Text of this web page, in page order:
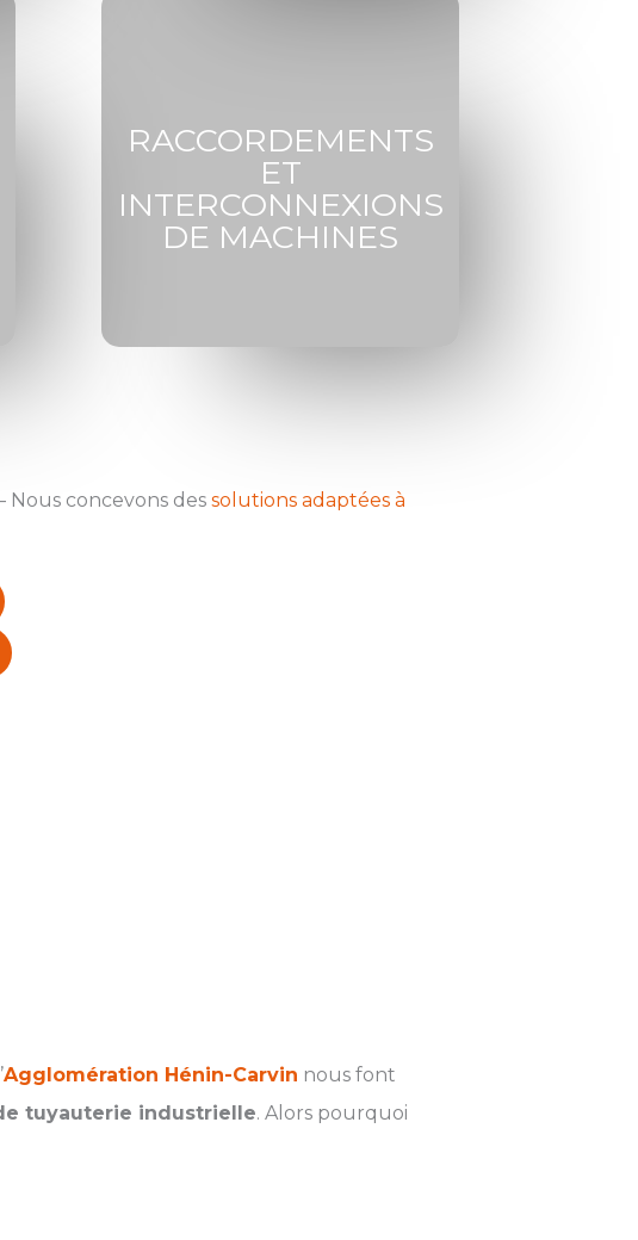
RACCORDEMENTS
ET
INTERCONNEXIONS
DE MACHINES
concevons des solutions adaptées à
Agglomération Hénin-Carvin nous font
tuyauterie industrielle. Alors pourquoi